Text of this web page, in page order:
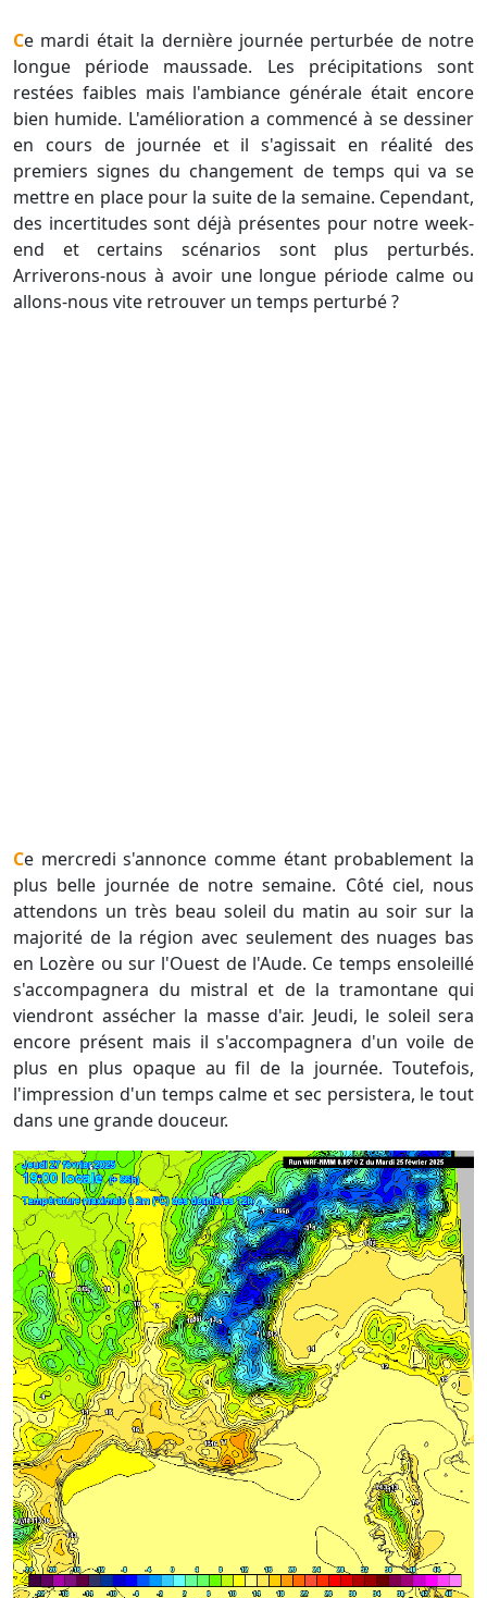
Ce mardi était la dernière journée perturbée de notre
longue période maussade. Les précipitations sont
restées faibles mais l'ambiance générale était encore
bien humide. L'amélioration a commencé à se dessiner
en cours de journée et il s'agissait en réalité des
premiers signes du changement de temps qui va se
mettre en place pour la suite de la semaine. Cependant,
des incertitudes sont déjà présentes pour notre week-
end et certains scénarios sont plus perturbés.
Arriverons-nous à avoir une longue période calme ou
allons-nous vite retrouver un temps perturbé ?
Ce mercredi s'annonce comme étant probablement la
plus belle journée de notre semaine. Côté ciel, nous
attendons un très beau soleil du matin au soir sur la
majorité de la région avec seulement des nuages bas
en Lozère ou sur l'Ouest de l'Aude. Ce temps ensoleillé
s'accompagnera du mistral et de la tramontane qui
viendront assécher la masse d'air. Jeudi, le soleil sera
encore présent mais il s'accompagnera d'un voile de
plus en plus opaque au fil de la journée. Toutefois,
l'impression d'un temps calme et sec persistera, le tout
dans une grande douceur.